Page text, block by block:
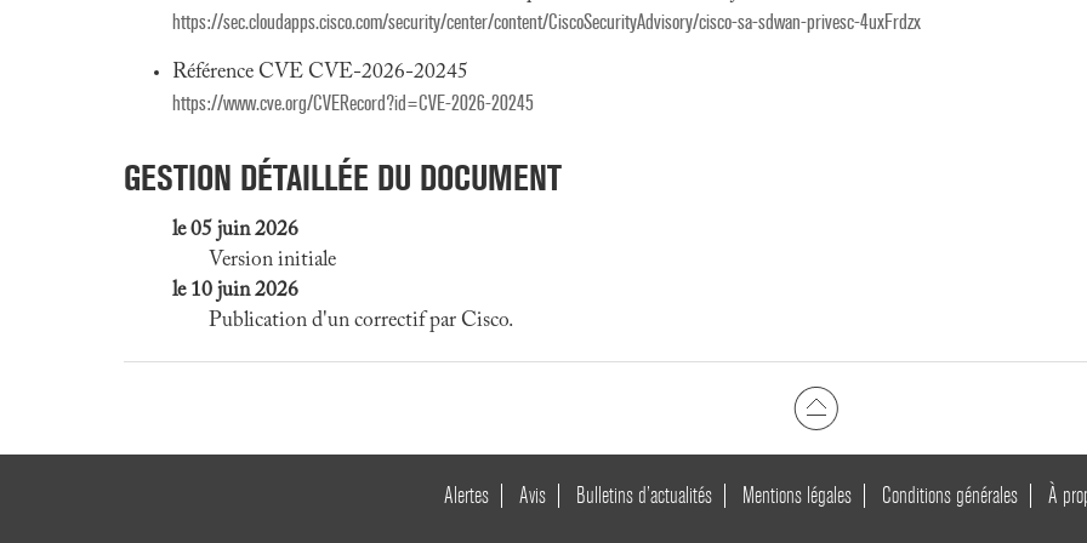
https://sec.cloudapps.cisco.com/security/center/content/CiscoSecurityAdvisory/cisco-sa-sdwan-privesc-4uxFrdzx
Référence CVE CVE-2026-20245
https://www.cve.org/CVERecord?id=CVE-2026-20245
GESTION DÉTAILLÉE DU DOCUMENT
le 05 juin 2026
Version initiale
le 10 juin 2026
Publication d'un correctif par Cisco.
Alertes Avis Bulletins d’actualités Mentions légales Conditions générales À